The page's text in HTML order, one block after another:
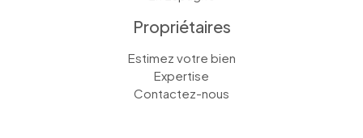
Propriétaires
Estimez votre bien
Expertise
Contactez-nous